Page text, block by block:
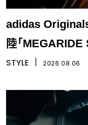
adidas
陸「MEGARIDE
STYLE 2026.08.06